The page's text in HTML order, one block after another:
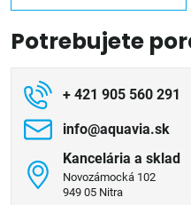
Potrebujete
+ 421 905 560 291
info​@aquavia​.sk
Kancelária a sklad
Novozámocká 102
949 05 Nitra